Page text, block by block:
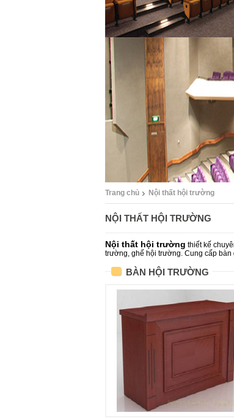
Trang chủ Nội thất hội trường
NỘI THẤT HỘI TRƯỜNG
Nội thất hội trường thiết kế
trường, ghế hội trường. Cung cấp
BÀN HỘI TRƯỜNG